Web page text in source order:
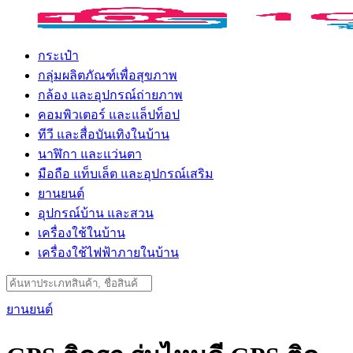
กระเป๋า
กลุ่มผลิตภัณฑ์เพื่อสุขภาพ
กล้อง และอุปกรณ์ถ่ายภาพ
คอมพิวเตอร์ และแล็ปท็อป
ทีวี และสื่อบันเทิงในบ้าน
นาฬิกา และแว่นตา
มือถือ แท็บเล็ต และอุปกรณ์เสริม
ยานยนต์
อุปกรณ์บ้าน และสวน
เครื่องใช้ในบ้าน
เครื่องใช้ไฟฟ้าภายในบ้าน
Search
for:
ยานยนต์